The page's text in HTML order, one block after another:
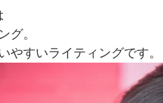
グ。
すいライティングです。